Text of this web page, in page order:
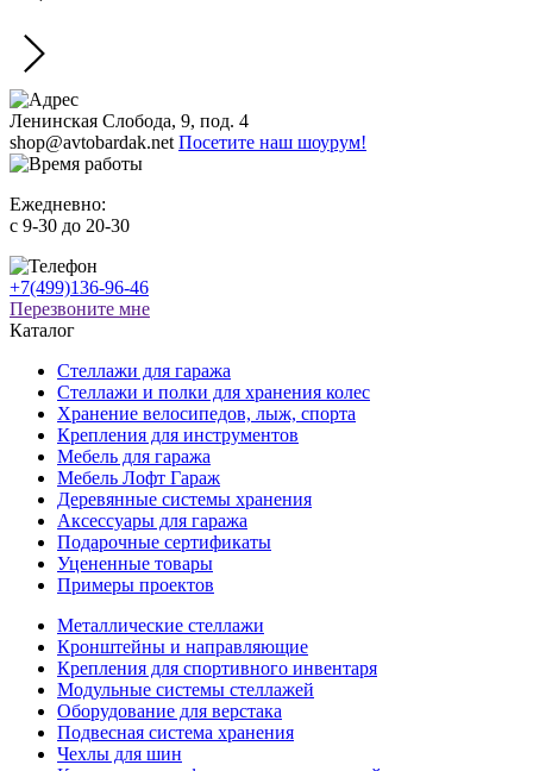
Ленинская Слобода, 9, под. 4
shop@avtobardak.net Посетите наш шоурум!
Ежедневно:
c 9-30 до 20-30
+7(499)136-96-46
Перезвоните мне
Каталог
Стеллажи для гаража
Стеллажи и полки для хранения колес
Хранение велосипедов, лыж, спорта
Крепления для инструментов
Мебель для гаража
Мебель Лофт Гараж
Деревянные системы хранения
Аксессуары для гаража
Подарочные сертификаты
Уцененные товары
Примеры проектов
Металлические стеллажи
Кронштейны и направляющие
Крепления для спортивного инвентаря
Модульные системы стеллажей
Оборудование для верстака
Подвесная система хранения
Чехлы для шин